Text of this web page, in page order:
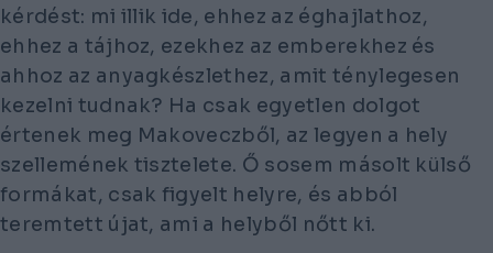
kérdést: mi illik ide, ehhez az éghajlathoz,
ehhez a tájhoz, ezekhez az emberekhez és
ahhoz az anyagkészlethez, amit ténylegesen
kezelni tudnak? Ha csak egyetlen dolgot
értenek meg Makoveczből, az legyen a hely
szellemének tisztelete. Ő sosem másolt külső
formákat, csak figyelt helyre, és abból
teremtett újat, ami a helyből nőtt ki.